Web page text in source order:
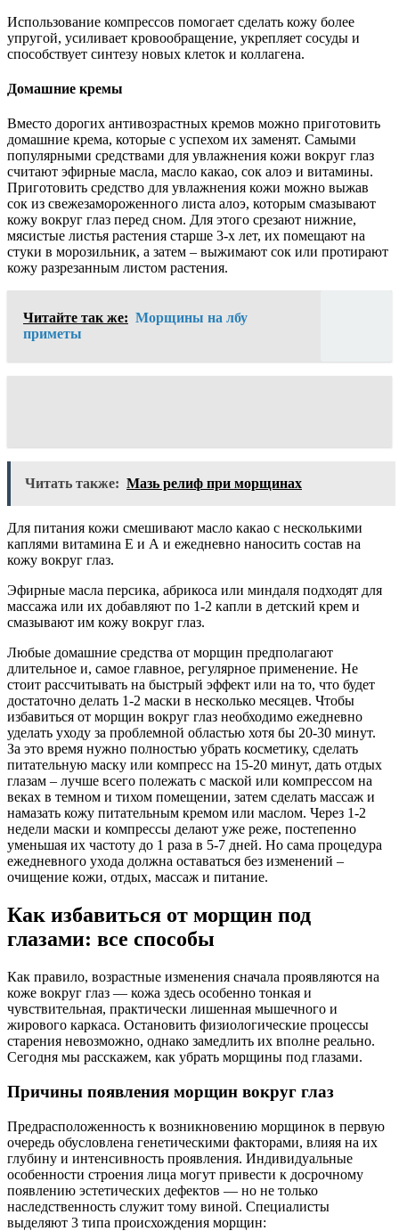
Использование компрессов помогает сделать кожу более
упругой, усиливает кровообращение, укрепляет сосуды и
способствует синтезу новых клеток и коллагена.
Домашние кремы
Вместо дорогих антивозрастных кремов можно приготовить
домашние крема, которые с успехом их заменят. Самыми
популярными средствами для увлажнения кожи вокруг глаз
считают эфирные масла, масло какао, сок алоэ и витамины.
Приготовить средство для увлажнения кожи можно выжав
сок из свежезамороженного листа алоэ, которым смазывают
кожу вокруг глаз перед сном. Для этого срезают нижние,
мясистые листья растения старше 3-х лет, их помещают на
стуки в морозильник, а затем – выжимают сок или протирают
кожу разрезанным листом растения.
Читайте так же: Морщины на лбу
приметы
Читать также: Мазь релиф при морщинах
Для питания кожи смешивают масло какао с несколькими
каплями витамина Е и А и ежедневно наносить состав на
кожу вокруг глаз.
Эфирные масла персика, абрикоса или миндаля подходят для
массажа или их добавляют по 1-2 капли в детский крем и
смазывают им кожу вокруг глаз.
Любые домашние средства от морщин предполагают
длительное и, самое главное, регулярное применение. Не
стоит рассчитывать на быстрый эффект или на то, что будет
достаточно делать 1-2 маски в несколько месяцев. Чтобы
избавиться от морщин вокруг глаз необходимо ежедневно
уделать уходу за проблемной областью хотя бы 20-30 минут.
За это время нужно полностью убрать косметику, сделать
питательную маску или компресс на 15-20 минут, дать отдых
глазам – лучше всего полежать с маской или компрессом на
веках в темном и тихом помещении, затем сделать массаж и
намазать кожу питательным кремом или маслом. Через 1-2
недели маски и компрессы делают уже реже, постепенно
уменьшая их частоту до 1 раза в 5-7 дней. Но сама процедура
ежедневного ухода должна оставаться без изменений –
очищение кожи, отдых, массаж и питание.
Как избавиться от морщин под
глазами: все способы
Как правило, возрастные изменения сначала проявляются на
коже вокруг глаз — кожа здесь особенно тонкая и
чувствительная, практически лишенная мышечного и
жирового каркаса. Остановить физиологические процессы
старения невозможно, однако замедлить их вполне реально.
Сегодня мы расскажем, как убрать морщины под глазами.
Причины появления морщин вокруг глаз
Предрасположенность к возникновению морщинок в первую
очередь обусловлена генетическими факторами, влияя на их
глубину и интенсивность проявления. Индивидуальные
особенности строения лица могут привести к досрочному
появлению эстетических дефектов — но не только
наследственность служит тому виной. Специалисты
выделяют 3 типа происхождения морщин: